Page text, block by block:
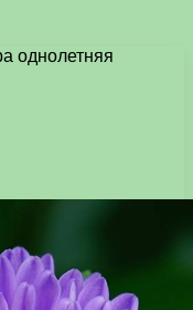
однолетняя